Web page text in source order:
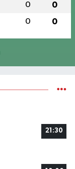
0 0
0 0
21:30